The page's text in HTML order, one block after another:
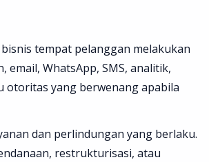
tempat pelanggan melakukan
WhatsApp, SMS, analitik,
otoritas yang berwenang apabila
dan perlindungan yang berlaku.
restrukturisasi, atau